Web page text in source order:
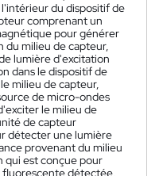
du dispositif de
comprenant un
pour générer
du milieu de capteur,
lumière d'excitation
dans le dispositif de
milieu de capteur,
de micro-ondes
le milieu de
de capteur
détecter une lumière
provenant du milieu
qui est conçue pour
fluorescente détectée,